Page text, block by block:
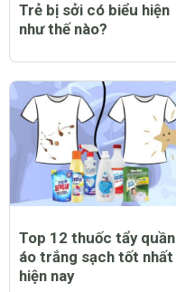
Trẻ bị sởi có biểu hiện
như thế nào?
Top 12 thuốc tẩy quần
áo trắng sạch tốt nhất
hiện nay